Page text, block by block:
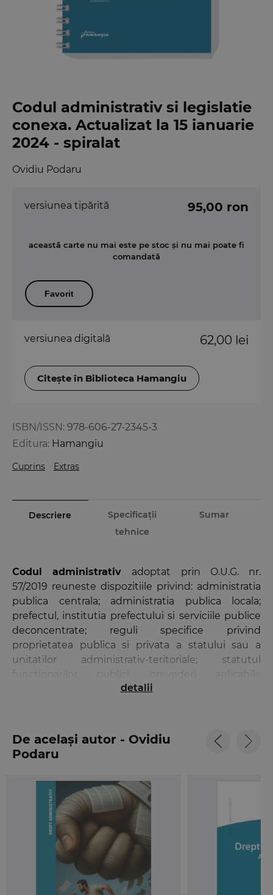
Codul administrativ si legislatie
conexa. Actualizat la 15 ianuarie
2024 - spiralat
Ovidiu Podaru
ISBN/ISSN: 978-606-27-2345-3
Editura: Hamangiu
Cuprins Extras
versiunea tipărită 95,00 ron
această carte nu mai este pe stoc și nu mai poate fi
comandată
Favorit
versiunea digitală 62,00 lei
Citește în Biblioteca Hamangiu
Descriere
Specificații
tehnice
Sumar
Codul administrativ adoptat prin O.U.G. nr.
57/2019 reuneste dispozitiile privind: administratia
publica centrala; administratia publica locala;
prefectul, institutia prefectului si serviciile publice
deconcentrate; reguli specifice privind
proprietatea publica si privata a statului sau a
unitatilor administrativ-teritoriale; statutul
functionarilor publici, prevederi aplicabile
personalului contractual din administratia publica
Cu toate acestea, anumite materii conexe raman
reglementate in mod separat, de aceea, in volumul
Codul administrativ si legislatie conexa
activeaza in cadrul administratiei, dar si tuturor
celor interesati de acest domeniu.
Astfel,
Codul administrativ si legislatie
conexa
cuprinde legislatia privind:
• serviciile comunitare de utilitati publice;
• contractele de concesiune de lucrari si de
servicii;
detalii
De același autor - Ovidiu
Podaru